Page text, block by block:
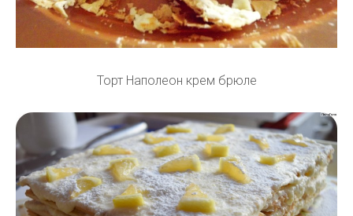
Торт Наполеон крем брюле